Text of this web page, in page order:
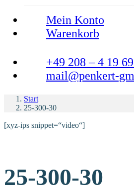
Mein Konto
Warenkorb
+49 208 – 4 19
mail@penkert-
Start
25-300-30
[xyz-ips snippet=“video“]
25-300-30